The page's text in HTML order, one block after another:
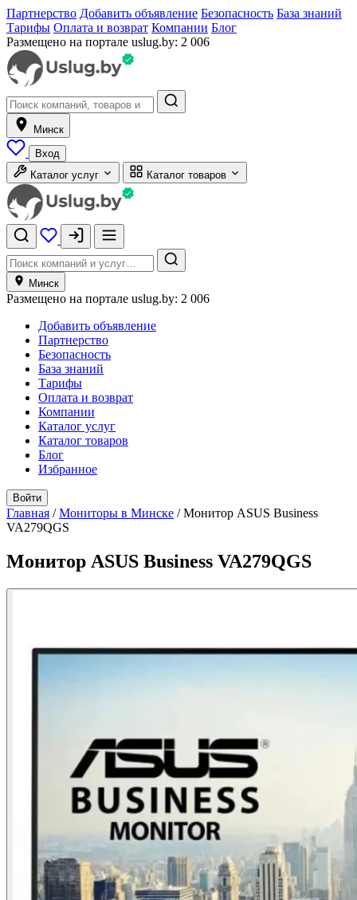
Партнерство Добавить объявление Безопасность База знаний
Тарифы Оплата и возврат Компании Блог
Размещено на портале uslug.by: 2 006
Минск
Вход
Каталог услуг
Каталог товаров
Минск
Размещено на портале uslug.by: 2 006
Добавить объявление
Партнерство
Безопасность
База знаний
Тарифы
Оплата и возврат
Компании
Каталог услуг
Каталог товаров
Блог
Избранное
Войти
Главная / Мониторы в Минске / Монитор ASUS Business
VA279QGS
Монитор ASUS Business VA279QGS